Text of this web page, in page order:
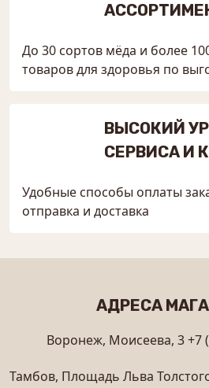
До 30 сортов мёда и более
товаров для здоровья по
ВЫСОКИЙ
СЕРВИСА И
Удобные способы оплаты
отправка и доставка
АДРЕСА
Воронеж, Моисеева, 3+7
Тамбов, Площадь Льва